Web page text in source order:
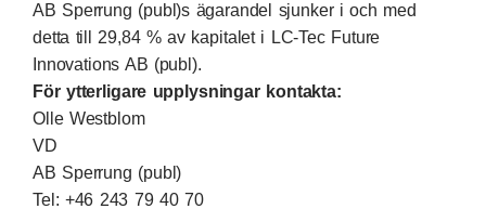
AB Sperrung (publ)s ägarandel sjunker i och med
detta till 29,84 % av kapitalet i LC-Tec Future
Innovations AB (publ).
För ytterligare upplysningar kontakta:
Olle Westblom
VD
AB Sperrung (publ)
Tel: +46 243 79 40 70